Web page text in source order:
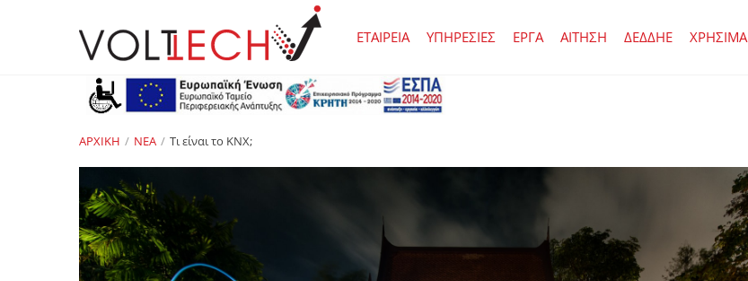
ΕΤΑΙΡΕΙΑ ΥΠΗΡΕΣΙΕΣ ΕΡΓΑ ΑΙΤΗΣΗ ΔΕΔΔΗΕ ΧΡΗΣΙΜΑ
ΑΡΧΙΚΗ ΝΕΑ Tι είναι το ΚΝΧ;